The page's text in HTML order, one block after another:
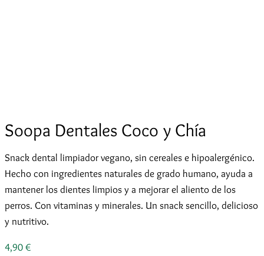
Soopa Dentales Coco y Chía
Snack dental limpiador vegano, sin cereales e hipoalergénico.
Hecho con ingredientes naturales de grado humano, ayuda a
mantener los dientes limpios y a mejorar el aliento de los
perros. Con vitaminas y minerales. Un snack sencillo, delicioso
y nutritivo.
4,90 €